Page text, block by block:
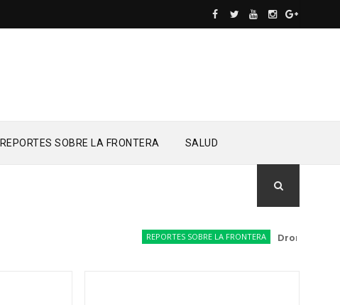
REPORTES SOBRE LA FRONTERA SALUD
REPORTES SOBRE LA FRONTERA Drones del